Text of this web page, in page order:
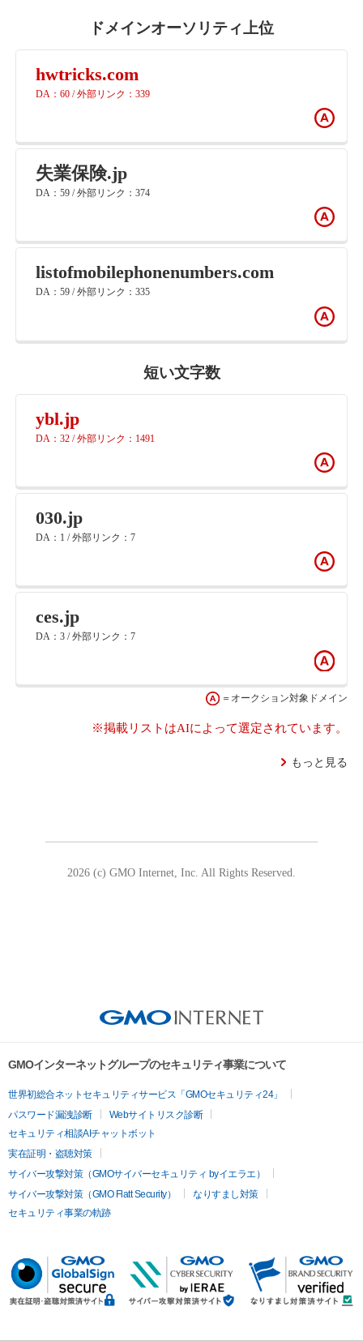
ドメインオーソリティ上位
hwtricks.com
DA：60 / 外部リンク：339
失業保険.jp
DA：59 / 外部リンク：374
listofmobilephonenumbers.com
DA：59 / 外部リンク：335
短い文字数
ybl.jp
DA：32 / 外部リンク：1491
030.jp
DA：1 / 外部リンク：7
ces.jp
DA：3 / 外部リンク：7
＝オークション対象ドメイン
※掲載リストはAIによって選定されています。
もっと見る
2026 (c) GMO Internet, Inc. All Rights Reserved.
GMOインターネットグループのセキュリティ事業について
世界初総合ネットセキュリティサービス「GMOセキュリティ24」
パスワード漏洩診断
Webサイトリスク診断
セキュリティ相談AIチャットボット
実在証明・盗聴対策
サイバー攻撃対策（GMOサイバーセキュリティ byイエラエ）
サイバー攻撃対策（GMO Flatt Security）
なりすまし対策
セキュリティ事業の軌跡